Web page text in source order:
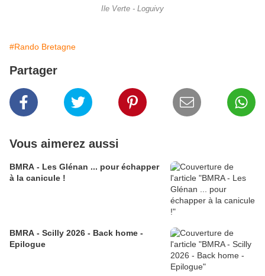
Ile Verte - Loguivy
#Rando Bretagne
Partager
Vous aimerez aussi
BMRA - Les Glénan ... pour échapper
à la canicule !
BMRA - Scilly 2026 - Back home -
Epilogue